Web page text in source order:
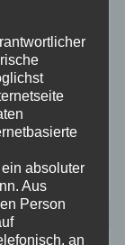
absoluter
Aus
Person
an